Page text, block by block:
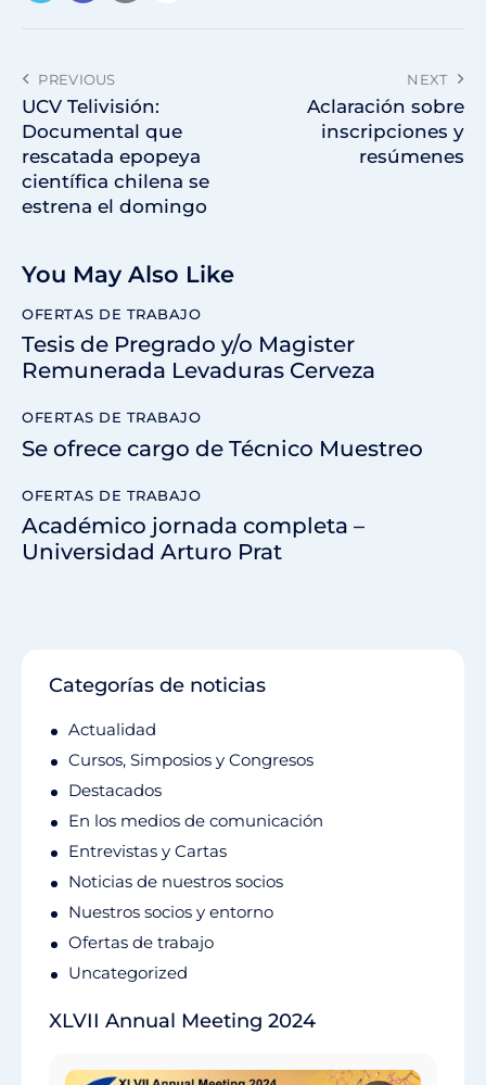
PREVIOUS
UCV Telivisión:
Documental que
rescatada epopeya
científica chilena se
estrena el domingo
NEXT
Aclaración sobre
inscripciones y
resúmenes
You May Also Like
OFERTAS DE TRABAJO
Tesis de Pregrado y/o Magister
Remunerada Levaduras Cerveza
OFERTAS DE TRABAJO
Se ofrece cargo de Técnico Muestreo
OFERTAS DE TRABAJO
Académico jornada completa –
Universidad Arturo Prat
Categorías de noticias
Actualidad
Cursos, Simposios y Congresos
Destacados
En los medios de comunicación
Entrevistas y Cartas
Noticias de nuestros socios
Nuestros socios y entorno
Ofertas de trabajo
Uncategorized
XLVII Annual Meeting 2024